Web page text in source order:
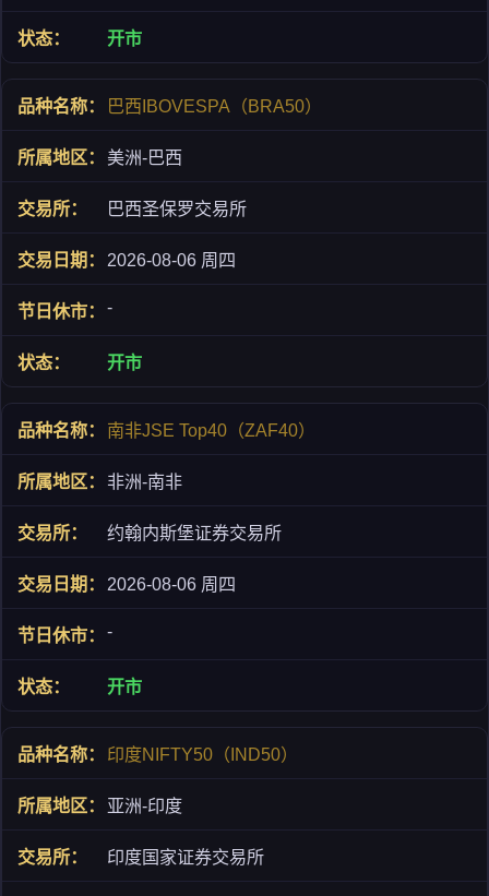
开市
巴西IBOVESPA（BRA50）
美洲-巴西
巴西圣保罗交易所
2026-08-06 周四
-
开市
南非JSE Top40（ZAF40）
非洲-南非
约翰内斯堡证券交易所
2026-08-06 周四
-
开市
印度NIFTY50（IND50）
亚洲-印度
印度国家证券交易所